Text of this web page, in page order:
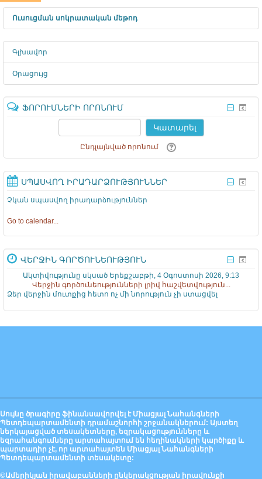
Ուսուցման սոկրատական մեթոդ
Գլխավոր
Օրացույց
ՖՈՐՈՒՄՆԵՐԻ ՈՐՈՆՈՒՄ
Կատարել
Ընդլայնված որոնում
ՍՊԱՍՎՈՂ ԻՐԱԴԱՐՁՈՒԹՅՈՒՆՆԵՐ
Չկան սպասվող իրադարձություններ
Go to calendar...
ՎԵՐՋԻՆ ԳՈՐԾՈՒՆԵՈՒԹՅՈՒՆ
Ակտիվությունը սկսած Երեքշաբթի, 4 Օգոստոսի 2026, 9:13
Վերջին գործունեությունների լրիվ հաշվետվություն...
Ձեր վերջին մուտքից հետո ոչ մի նորություն չի ստացվել
Սույնը ծրագիրը ֆինանսավորվել է Միացյալ Նահանգների
Պետդեպարտամենտի դրամաշնորհի շրջանակներում: Այստեղ
ներկայացված տեսակետները, եզրակացությունները և
եզրահանգումները արտահայտում են հեղինակների կարծիքը և
պարտադիր չէ, որ արտահայտեն Միացյալ Նահանգների
Պետդեպարտամենտի տեսակետը:
©Ամերիկյան իրավաբանների ընկերակցության իրավունքի